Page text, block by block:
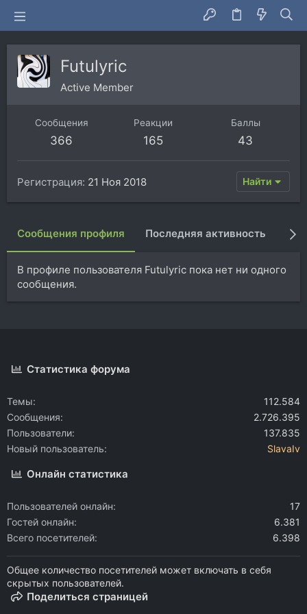
Futulyric
Active Member
Сообщения
366
Реакции
165
Баллы
43
Регистрация 21 Ноя 2018 Найти
Сообщения профиля Последняя активность
В профиле пользователя Futulyric пока нет ни одного
сообщения.
Статистика форума
Темы
112.584
Сообщения
2.726.395
Пользователи
137.835
Новый пользователь
SlavaIv
Онлайн статистика
Пользователей онлайн
17
Гостей онлайн
6.381
Всего посетителей
6.398
Общее количество посетителей может включать в себя
скрытых пользователей.
Поделиться страницей